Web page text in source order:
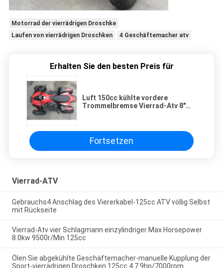
Motorrad der vierrädrigen Droschke
Laufen von vierrädrigen Droschken
4 Geschäftemacher atv
Erhalten Sie den besten Preis für
Luft 150cc kühlte vordere
Trommelbremse Vierrad-Atv 8"
Fortsetzen
Vierrad-ATV
Gebrauchs4 Anschlag des Viererkabel-125cc ATV völlig Selbst
mit Rückseite
Vierrad-Atv vier Schlagmann einzylindriger Max Horsepower
8.0kw 9500r/Min 125cc
Ölen Sie abgekühlte Geschäftemacher-manuelle Kupplung der
Sport-vierrädrigen Droschken 125cc 4 7.9hp/7000rpm